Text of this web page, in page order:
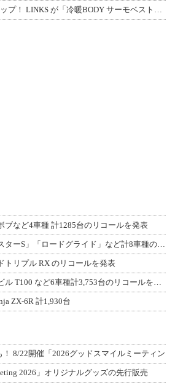
ブなど4車種 計1285台のリコールを発表
トリプル RX のリコールを発表
ZX-6R 計1,930台
8/22開催「2026グッドスマイルミーティン
2026」オリジナルグッズの先行販売